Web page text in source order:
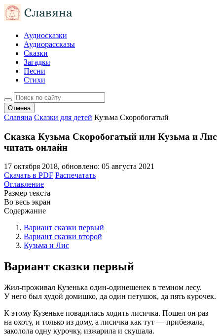
Аудиосказки
Аудиорассказы
Сказки
Загадки
Песни
Стихи
Отмена
Славяна Сказки для детей Кузьма Скоробогатый
Сказка Кузьма Скоробогатый или Кузьма и Лис
читать онлайн
17 октября 2018, обновлено: 05 августа 2021
Скачать в PDF Распечатать
Оглавление
Размер текста
Во весь экран
Содержание
Вариант сказки первый
Вариант сказки второй
Кузьма и Лис
Вариант сказки первый
Жил-проживал Кузенька один-одинешенек в темном лесу.
У него был худой домишко, да один петушок, да пять курочек.
К этому Кузеньке повадилась ходить лисичка. Пошел он раз
на охоту, и только из дому, а лисичка как тут — прибежала,
заколола одну курочку, изжарила и скушала.